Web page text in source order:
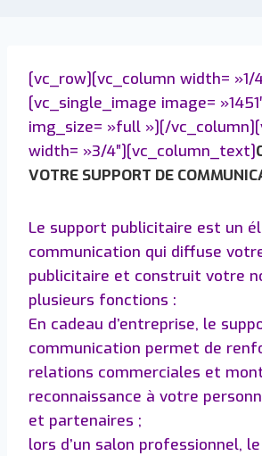
[vc_row][vc_column width= »1/
[vc_single_image image=
img_size= »full »][/
width= »3/4″][vc_column_text]
VOTRE SUPPORT DE
Le support publicitaire est un
communication qui diffuse
publicitaire et construit votre
plusieurs fonctions :
En cadeau d’entreprise, le
communication permet de
relations commerciales et
reconnaissance à votre
et partenaires ;
lors d’un salon professionnel,